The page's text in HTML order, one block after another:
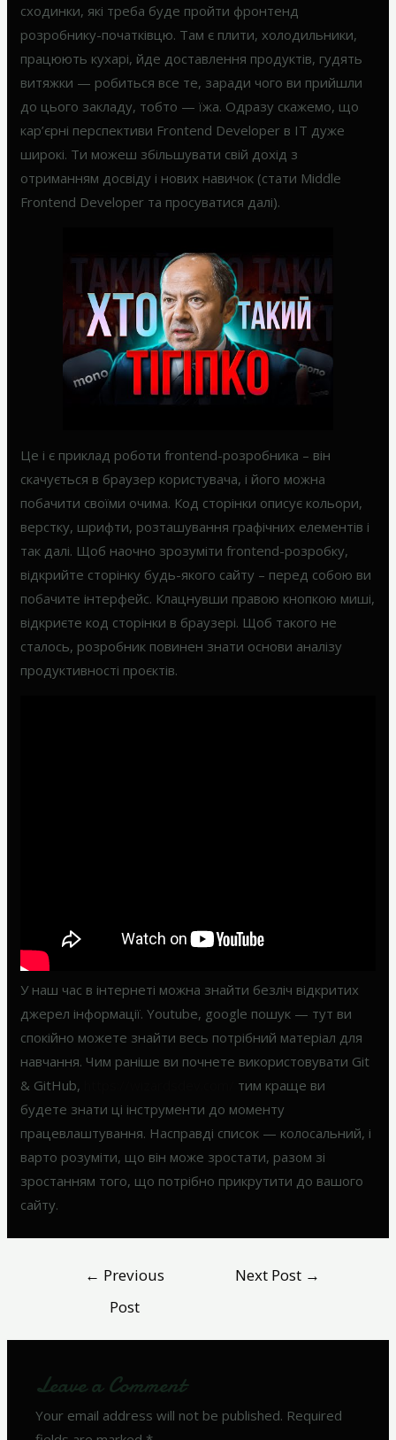
сходинки, які треба буде пройти фронтенд
розробнику-початківцю. Там є плити, холодильники,
працюють кухарі, йде доставлення продуктів, гудять
витяжки — робиться все те, заради чого ви прийшли
до цього закладу, тобто — їжа. Одразу скажемо, що
кар’єрні перспективи Frontend Developer в IT дуже
широкі. Ти можеш збільшувати свій дохід з
отриманням досвіду і нових навичок (стати Middle
Frontend Developer та просуватися далі).
Це і є приклад роботи frontend-розробника – він
скачується в браузер користувача, і його можна
побачити своїми очима. Код сторінки описує кольори,
верстку, шрифти, розташування графічних елементів і
так далі. Щоб наочно зрозуміти frontend-розробку,
відкрийте сторінку будь-якого сайту – перед собою ви
побачите інтерфейс. Клацнувши правою кнопкою миші,
відкриєте код сторінки в браузері. Щоб такого не
сталось, розробник повинен знати основи аналізу
продуктивності проєктів.
У наш час в інтернеті можна знайти безліч відкритих
джерел інформації. Youtube, google пошук — тут ви
спокійно можете знайти весь потрібний матеріал для
навчання. Чим раніше ви почнете використовувати Git
& GitHub,
тим краще ви
будете знати ці інструменти до моменту
працевлаштування. Насправді список — колосальний, і
варто розуміти, що він може зростати, разом зі
зростанням того, що потрібно прикрутити до вашого
сайту.
← Previous
Post
Next Post →
Leave a Comment
Your email address will not be published. Required